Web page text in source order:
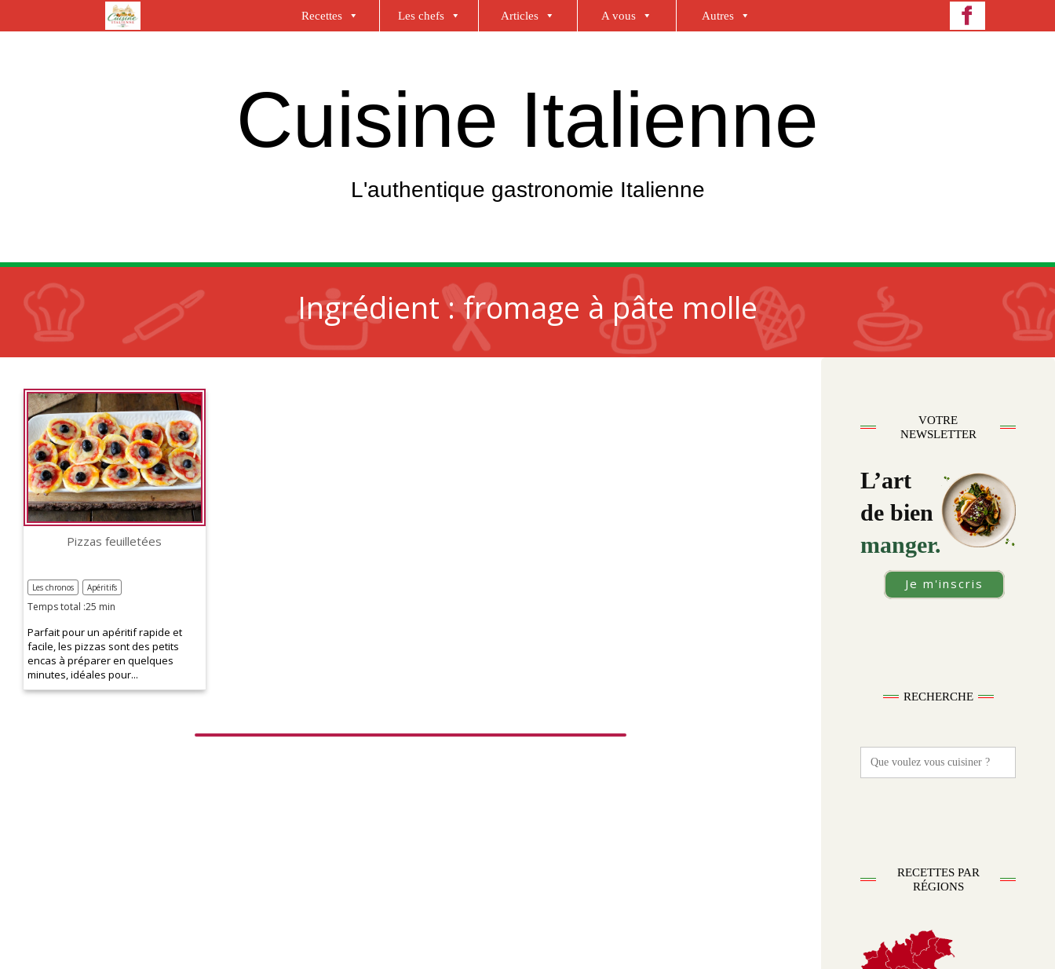
Recettes Les chefs Articles A vous Autres
Cuisine Italienne
L'authentique gastronomie Italienne
Ingrédient :fromage à pâte molle
Pizzas feuilletées
Temps total :25 min
Les chronos Apéritifs
Parfait pour un apéritif rapide et
facile, les pizzas sont des petits
encas à préparer en quelques
minutes, idéales pour...
VOTRE
NEWSLETTER
L’art
de bien
manger.
Je m'inscris
RECHERCHE
Search
for:
RECETTES PAR
RÉGIONS